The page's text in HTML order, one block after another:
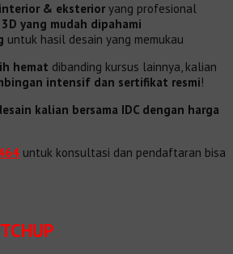
interior & eksterioryang profesional
yang mudah dipahami
untuk hasil desain yang memukau
hemat dibanding kursus lainnya, kalian
intensif dan sertifikat resmi!
kalian bersama IDC dengan harga
untuk konsultasi dan pendaftaran bisa